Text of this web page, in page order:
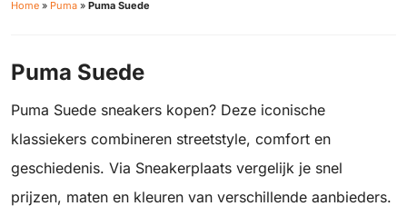
Home » Puma » Puma Suede
Puma Suede
Puma Suede sneakers kopen? Deze iconische
klassiekers combineren streetstyle, comfort en
geschiedenis. Via Sneakerplaats vergelijk je snel
prijzen, maten en kleuren van verschillende aanbieders.